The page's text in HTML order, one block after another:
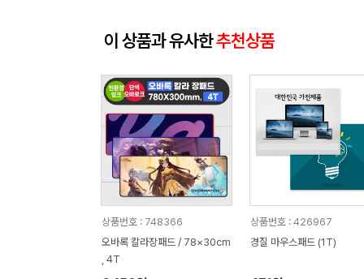
이 상품과 유사한추천상품
상품번호 : 748366
오바록 칼라장패드 / 78×30cm
, 4T
상품번호 : 426967
경질 마우스패드 (1T)